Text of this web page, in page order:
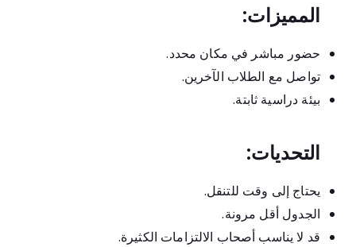
المميزات:
حضور مباشر في مكان محدد.
تواصل مع الطلاب الآخرين.
بيئة دراسية ثابتة.
التحديات:
يحتاج إلى وقت للتنقل.
الجدول أقل مرونة.
قد لا يناسب أصحاب الالتزامات الكثيرة.